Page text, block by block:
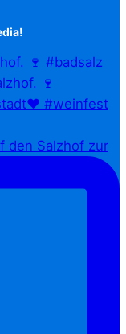
🍷 #badsalz
den Salzhof zur